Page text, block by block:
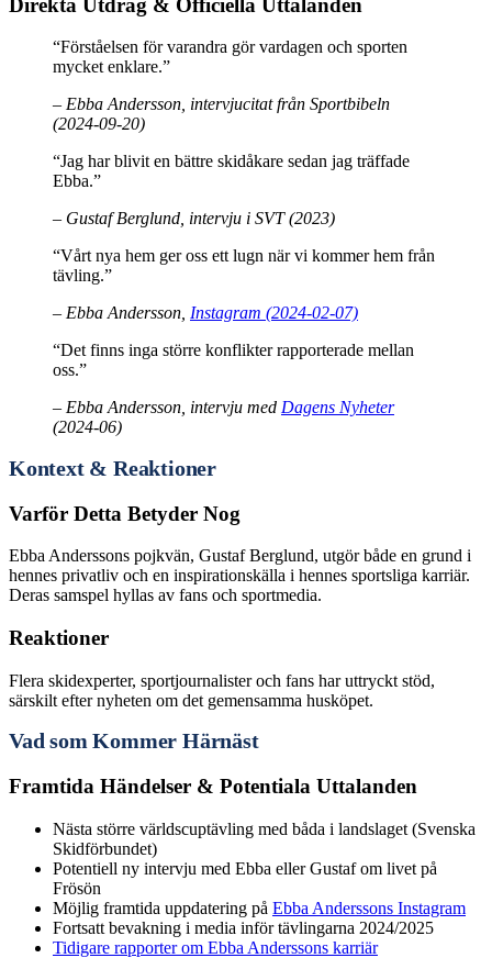
“Förståelsen för varandra gör vardagen och sporten
mycket enklare.”
– Ebba Andersson, intervjucitat från Sportbibeln
(2024-09-20)
“Jag har blivit en bättre skidåkare sedan jag träffade
Ebba.”
– Gustaf Berglund, intervju i SVT (2023)
“Vårt nya hem ger oss ett lugn när vi kommer hem från
tävling.”
– Ebba Andersson, Instagram (2024-02-07)
“Det finns inga större konflikter rapporterade mellan
oss.”
– Ebba Andersson, intervju med Dagens Nyheter
(2024-06)
Kontext & Reaktioner
Varför Detta Betyder Nog
Ebba Anderssons pojkvän, Gustaf Berglund, utgör både en grund i
hennes privatliv och en inspirationskälla i hennes sportsliga karriär.
Deras samspel hyllas av fans och sportmedia.
Reaktioner
Flera skidexperter, sportjournalister och fans har uttryckt stöd,
särskilt efter nyheten om det gemensamma husköpet.
Vad som Kommer Härnäst
Framtida Händelser & Potentiala Uttalanden
Nästa större världscuptävling med båda i landslaget (Svenska
Skidförbundet)
Potentiell ny intervju med Ebba eller Gustaf om livet på
Frösön
Möjlig framtida uppdatering på Ebba Anderssons Instagram
Fortsatt bevakning i media inför tävlingarna 2024/2025
Tidigare rapporter om Ebba Anderssons karriär